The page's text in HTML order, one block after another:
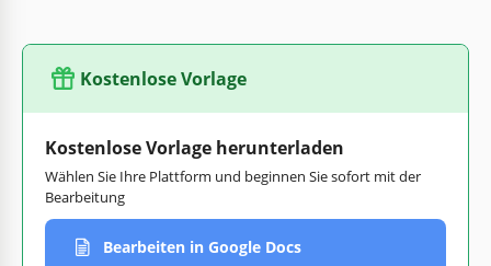
Kostenlose Vorlage
Kostenlose Vorlage herunterladen
Wählen Sie Ihre Plattform und beginnen Sie sofort mit der
Bearbeitung
Bearbeiten in Google Docs